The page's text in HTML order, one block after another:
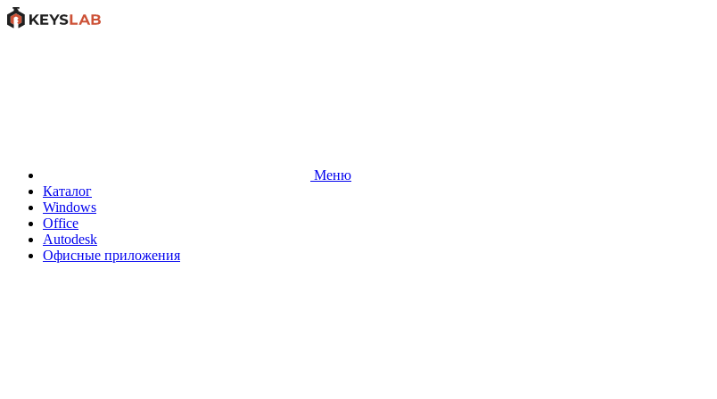
Меню
Каталог
Windows
Office
Autodesk
Офисные приложения